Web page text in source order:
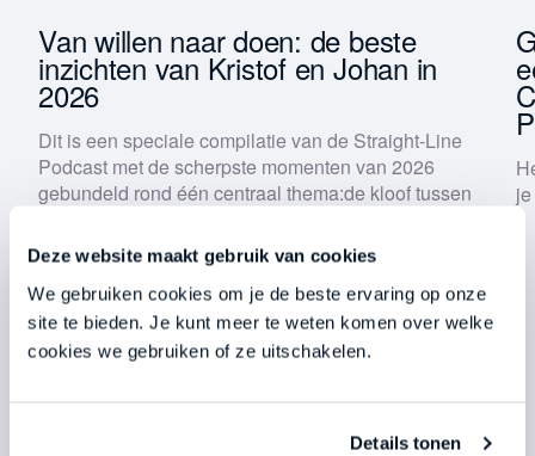
Deze website maakt gebruik van cookies
We gebruiken cookies om je de beste ervaring op onze
site te bieden. Je kunt meer te weten komen over welke
cookies we gebruiken of ze uitschakelen.
Details tonen
Houd mij op de hoogte van Straight-Line nieuws
Met het versturen van dit formulier ga je akkoord met
onzeprivacyverklaring.
Van willen naar doen: de beste
inzichten van Kristof en Johan in
2026
Dit is een speciale compilatie van de Straight-Line
Podcast met de scherpste momenten van 2026
gebundeld rond één centraal thema:de kloof tussen